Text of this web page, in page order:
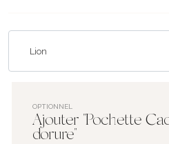
OPTIONNEL
Ajouter "Pochette
dorure"